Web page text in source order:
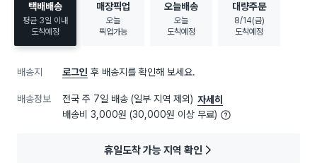
택배배송
평균 3일 이내
도착예정
매장픽업
오늘
픽업가능
오늘배송
오늘
도착예정
대량주문
8/14(금)
도착예정
배송지 로그인 후 배송지를 확인해 보세요.
배송정보 전국 주 7일 배송 (일부 지역 제외) 자세히
배송비 3,000원 (30,000원 이상 무료)
휴일도착 가능 지역 확인